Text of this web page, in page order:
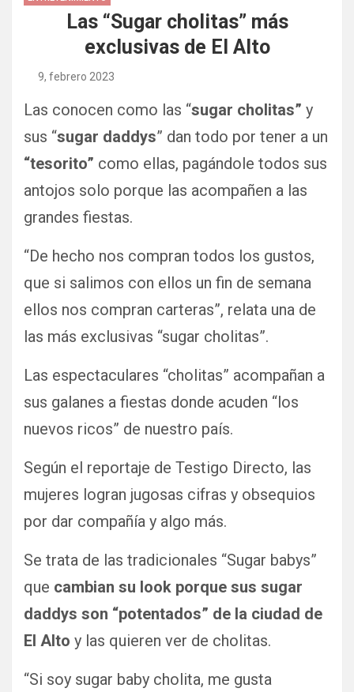
Las “Sugar cholitas” más
exclusivas de El Alto
9, febrero 2023
Las conocen como las “sugar cholitas” y
sus “sugar daddys” dan todo por tener a un
“tesorito” como ellas, pagándole todos sus
antojos solo porque las acompañen a las
grandes fiestas.
“De hecho nos compran todos los gustos,
que si salimos con ellos un fin de semana
ellos nos compran carteras”, relata una de
las más exclusivas “sugar cholitas”.
Las espectaculares “cholitas” acompañan a
sus galanes a fiestas donde acuden “los
nuevos ricos” de nuestro país.
Según el reportaje de Testigo Directo, las
mujeres logran jugosas cifras y obsequios
por dar compañía y algo más.
Se trata de las tradicionales “Sugar babys”
que cambian su look porque sus sugar
daddys son “potentados” de la ciudad de
El Alto y las quieren ver de cholitas.
“Si soy sugar baby cholita, me gusta